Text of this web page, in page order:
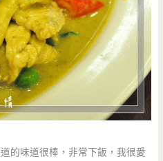
的味道很棒，非常下飯，我很愛